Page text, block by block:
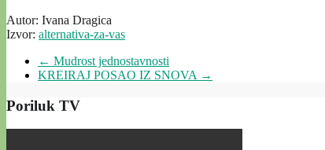
Autor: Ivana Dragica
Izvor: alternativa-za-vas
← Mudrost jednostavnosti
KREIRAJ POSAO IZ SNOVA →
Poriluk TV